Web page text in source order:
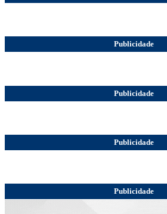
Publicidade
Publicidade
Publicidade
Publicidade